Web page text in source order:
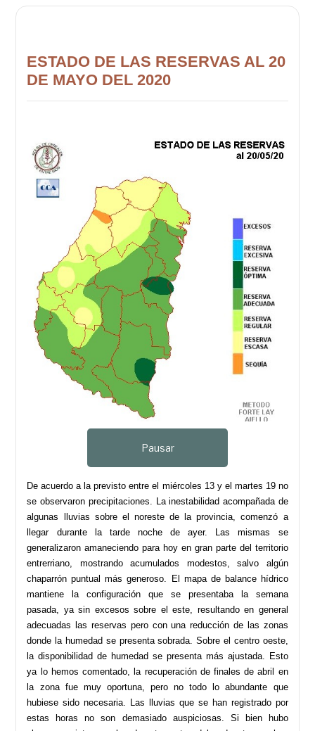
ESTADO DE LAS RESERVAS AL 20
DE MAYO DEL 2020
Pausar
De acuerdo a la previsto entre el miércoles 13 y el martes 19 no
se observaron precipitaciones. La inestabilidad acompañada de
algunas lluvias sobre el noreste de la provincia, comenzó a
llegar durante la tarde noche de ayer. Las mismas se
generalizaron amaneciendo para hoy en gran parte del territorio
entrerriano, mostrando acumulados modestos, salvo algún
chaparrón puntual más generoso. El mapa de balance hídrico
mantiene la configuración que se presentaba la semana
pasada, ya sin excesos sobre el este, resultando en general
adecuadas las reservas pero con una reducción de las zonas
donde la humedad se presenta sobrada. Sobre el centro oeste,
la disponibilidad de humedad se presenta más ajustada. Esto
ya lo hemos comentado, la recuperación de finales de abril en
la zona fue muy oportuna, pero no todo lo abundante que
hubiese sido necesaria. Las lluvias que se han registrado por
estas horas no son demasiado auspiciosas. Si bien hubo